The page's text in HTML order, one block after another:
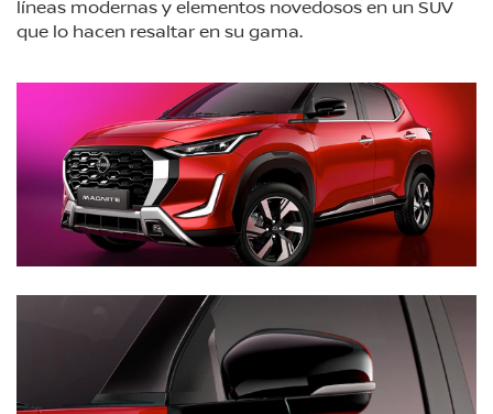
líneas modernas y elementos novedosos en un SUV
que lo hacen resaltar en su gama.